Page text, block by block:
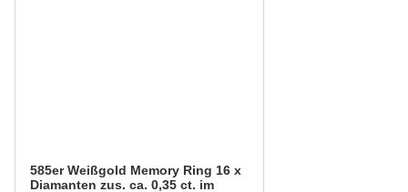
585er Weißgold Memory Ring 16 x
Diamanten zus. ca. 0,35 ct. im